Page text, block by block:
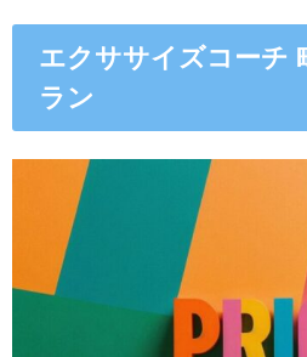
エクササイズコーチ
ラン